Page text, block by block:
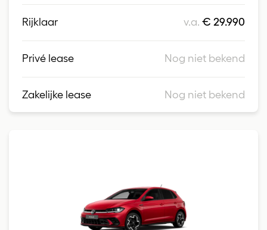
Rijklaar v.a.€ 29.990
Privé lease Nog niet bekend
Zakelijke lease Nog niet bekend